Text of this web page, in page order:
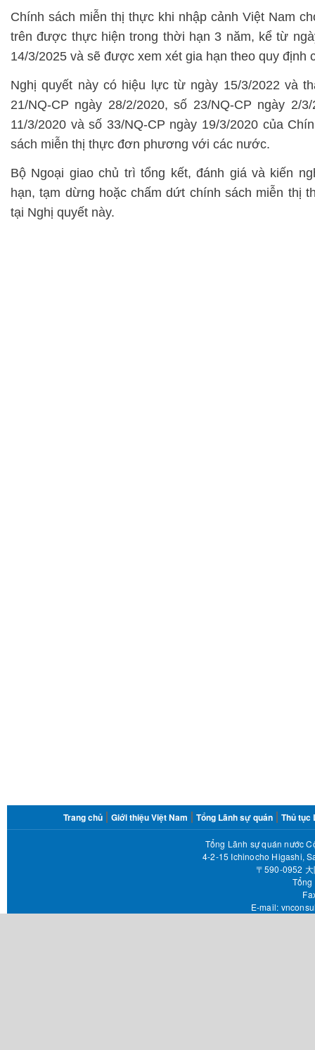
Chính sách miễn thị thực khi nhập cảnh Việt Nam
trên được thực hiện trong thời hạn 3 năm, kể từ
14/3/2025 và sẽ được xem xét gia hạn theo quy định
Nghị quyết này có hiệu lực từ ngày 15/3/2022 và
21/NQ-CP ngày 28/2/2020, số 23/NQ-CP ngày 2/
11/3/2020 và số 33/NQ-CP ngày 19/3/2020 của
sách miễn thị thực đơn phương với các nước.
Bộ Ngoại giao chủ trì tổng kết, đánh giá và kiến
hạn, tạm dừng hoặc chấm dứt chính sách miễn thị
tại Nghị quyết này.
MENU
Trang chủ Giới thiệu Việt Nam Tổng Lãnh sự quán Thủ tục
Tổng Lãnh sự quán nước
4-2-15 Ichinocho Higashi,
〒590-0952
E-mail: